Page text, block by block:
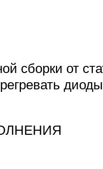
сборки от